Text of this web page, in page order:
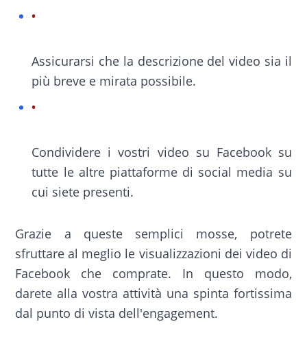
Assicurarsi che la descrizione del video sia il
più breve e mirata possibile.
Condividere i vostri video su Facebook su
tutte le altre piattaforme di social media su
cui siete presenti.
Grazie a queste semplici mosse, potrete
sfruttare al meglio le visualizzazioni dei video di
Facebook che comprate. In questo modo,
darete alla vostra attività una spinta fortissima
dal punto di vista dell'engagement.